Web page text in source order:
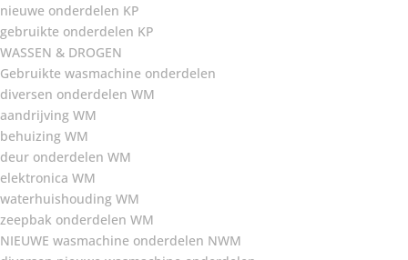
nieuwe onderdelen KP
gebruikte onderdelen KP
WASSEN & DROGEN
Gebruikte wasmachine onderdelen
diversen onderdelen WM
aandrijving WM
behuizing WM
deur onderdelen WM
elektronica WM
waterhuishouding WM
zeepbak onderdelen WM
NIEUWE wasmachine onderdelen NWM